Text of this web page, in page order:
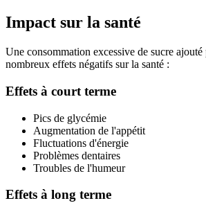
Impact sur la santé
Une consommation excessive de sucre
nombreux effets négatifs sur la santé :
Effets à court terme
Pics de glycémie
Augmentation de l'appétit
Fluctuations d'énergie
Problèmes dentaires
Troubles de l'humeur
Effets à long terme